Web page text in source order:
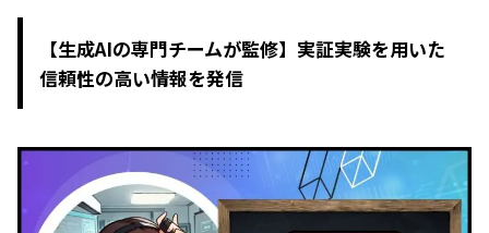
【生成AIの専門チームが監修】実証実験を用いた
信頼性の高い情報を発信